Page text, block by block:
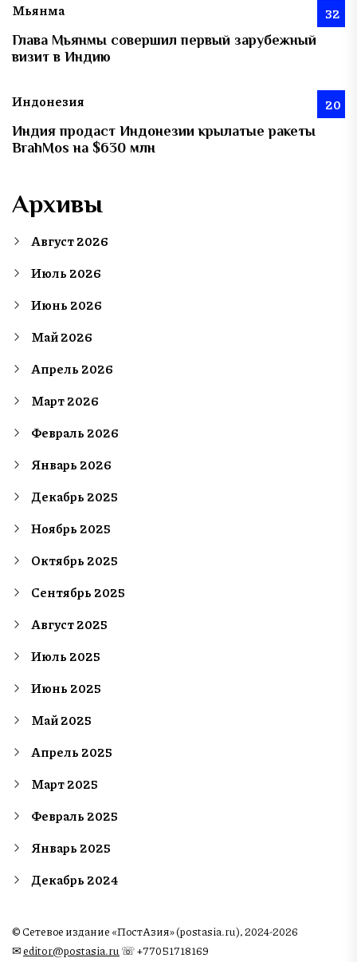
Мьянма 32
Глава Мьянмы совершил первый зарубежный
визит в Индию
Индонезия 20
Индия продаст Индонезии крылатые ракеты
BrahMos на $630 млн
Архивы
Август 2026
Июль 2026
Июнь 2026
Май 2026
Апрель 2026
Март 2026
Февраль 2026
Январь 2026
Декабрь 2025
Ноябрь 2025
Октябрь 2025
Сентябрь 2025
Август 2025
Июль 2025
Июнь 2025
Май 2025
Апрель 2025
Март 2025
Февраль 2025
Январь 2025
Декабрь 2024
© Сетевое издание «ПостАзия» (postasia.ru), 2024-2026
✉︎editor@postasia.ru ☏ +77051718169